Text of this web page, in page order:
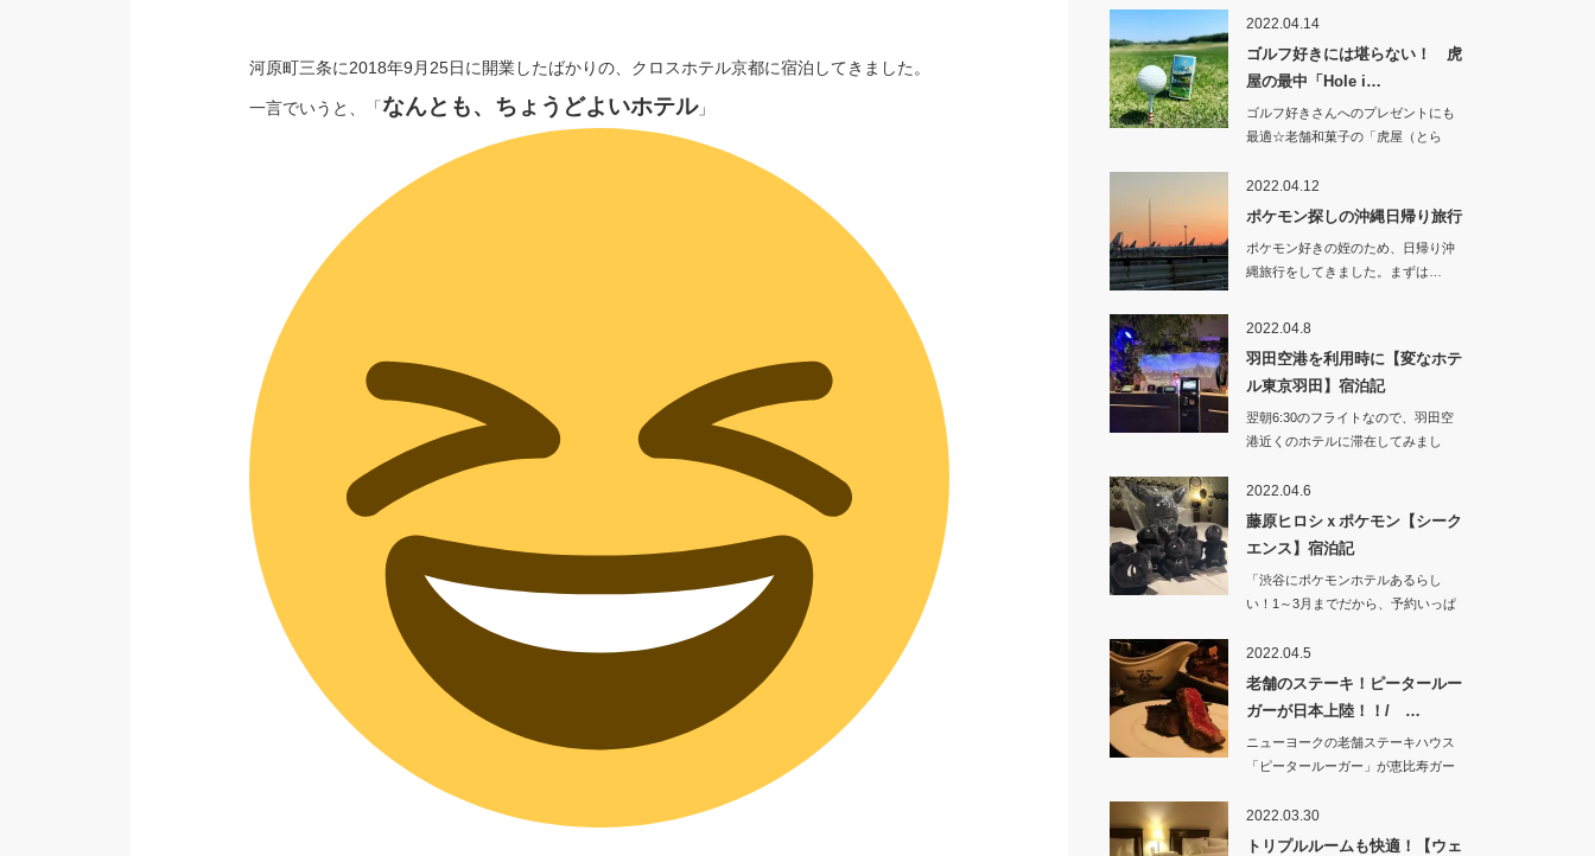
河原町三条に2018年9月25日に開業したばかりの、クロスホテル京都に宿泊してきました。
一言でいうと、「なんとも、ちょうどよいホテル」
2022.04.14
ゴルフ好きには堪らない！ 虎
屋の最中「Hole i…
ゴルフ好きさんへのプレゼントにも
最適☆老舗和菓子の「虎屋（とら
2022.04.12
ポケモン探しの沖縄日帰り旅行
ポケモン好きの姪のため、日帰り沖
縄旅行をしてきました。まずは…
2022.04.8
羽田空港を利用時に【変なホテ
ル東京羽田】宿泊記
翌朝6:30のフライトなので、羽田空
港近くのホテルに滞在してみまし
2022.04.6
藤原ヒロシｘポケモン【シーク
エンス】宿泊記
「渋谷にポケモンホテルあるらし
い！1～3月までだから、予約いっぱ
2022.04.5
老舗のステーキ！ピータールー
ガーが日本上陸！！/ …
ニューヨークの老舗ステーキハウス
「ピータールーガー」が恵比寿ガー
2022.03.30
トリプルルームも快適！【ウェ